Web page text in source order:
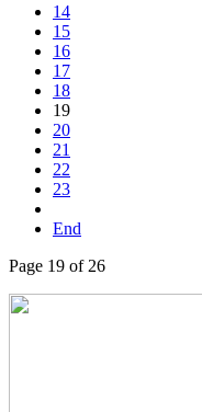
14
15
16
17
18
19
20
21
22
23
End
Page 19 of 26